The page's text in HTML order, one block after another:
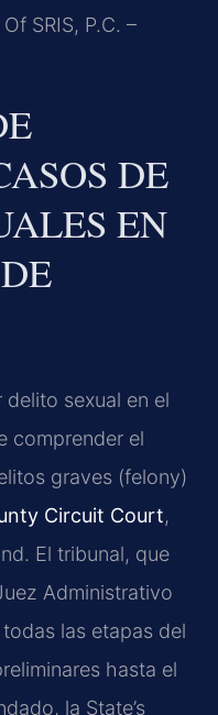
SRIS, P.C. –
DE
EN
sexual en el
comprender el
graves (felony)
Circuit Court,
El tribunal, que
Administrativo
las etapas del
hasta el
la State’s